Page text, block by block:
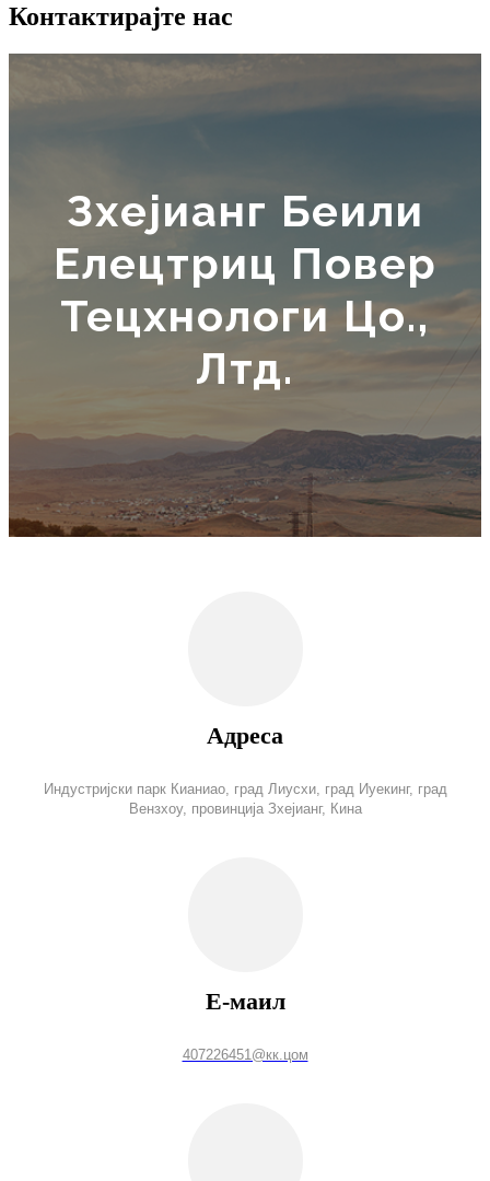
Контактирајте нас
Зхејианг Беили
Елецтриц Повер
Тецхнологи Цо.,
Лтд.
Адреса
Индустријски парк Кианиао, град Лиусхи, град Иуекинг, град
Вензхоу, провинција Зхејианг, Кина
Е-маил
407226451@кк.цом